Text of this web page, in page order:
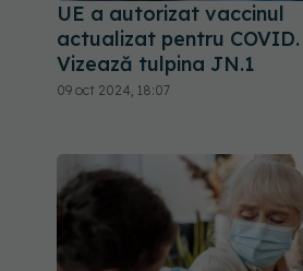
UE a autorizat vaccinul
actualizat pentru COVID.
Vizează tulpina JN.1
09 oct 2024, 18:07